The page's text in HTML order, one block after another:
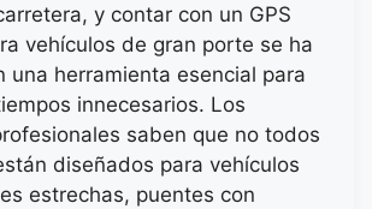
y contar con un GPS
vehículos de gran porte se ha
una herramienta esencial para
innecesarios. Los
saben que no todos
diseñados para vehículos
estrechas, puentes con